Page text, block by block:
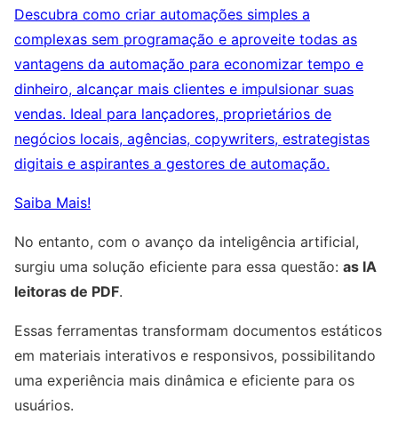
Descubra como criar automações simples a
complexas sem programação e aproveite todas as
vantagens da automação para economizar tempo e
dinheiro, alcançar mais clientes e impulsionar suas
vendas. Ideal para lançadores, proprietários de
negócios locais, agências, copywriters, estrategistas
digitais e aspirantes a gestores de automação.
Saiba Mais!
No entanto, com o avanço da inteligência artificial,
surgiu uma solução eficiente para essa questão: as IA
leitoras de PDF.
Essas ferramentas transformam documentos estáticos
em materiais interativos e responsivos, possibilitando
uma experiência mais dinâmica e eficiente para os
usuários.